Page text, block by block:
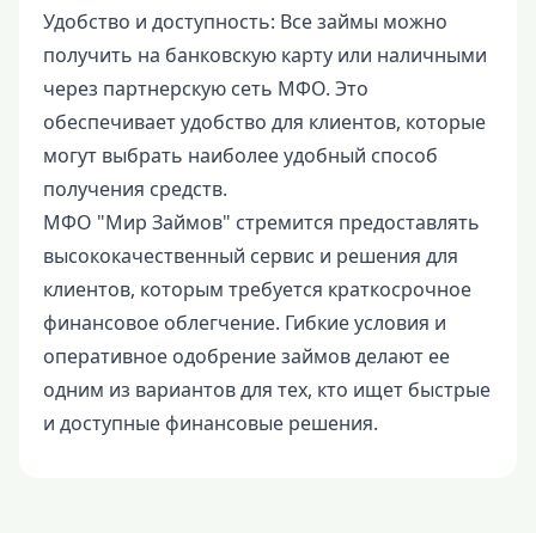
Удобство и доступность: Все займы можно
получить на банковскую карту или наличными
через партнерскую сеть МФО. Это
обеспечивает удобство для клиентов, которые
могут выбрать наиболее удобный способ
получения средств.
МФО "Мир Займов" стремится предоставлять
высококачественный сервис и решения для
клиентов, которым требуется краткосрочное
финансовое облегчение. Гибкие условия и
оперативное одобрение займов делают ее
одним из вариантов для тех, кто ищет быстрые
и доступные финансовые решения.